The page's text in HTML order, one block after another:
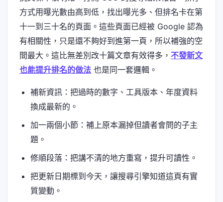
方式用曝光數由高到低，找出曝光多、但排名卡在第
十一到三十名的頁面。這些頁面已經被 Google 認為
有相關性，只是還不夠好到進第一頁，所以補強的空
間最大。這比無差別改十篇文章有效得多， 不發新文
也能提升排名的做法 也是同一套邏輯。
補新資訊：把過時的數字、工具版本、年度資料
換成最新的。
加一兩個小節：補上原本漏掉但讀者會問的子主
題。
修順段落：把講不清的地方重寫，提升可讀性。
把更新日期標到今天，讓搜尋引擎知道這頁有實
質變動。